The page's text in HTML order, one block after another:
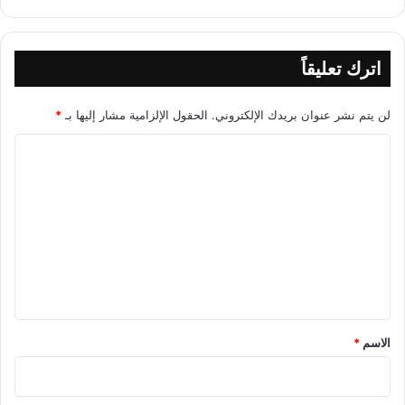
اترك تعليقاً
لن يتم نشر عنوان بريدك الإلكتروني. الحقول الإلزامية مشار إليها بـ *
*
الاسم *